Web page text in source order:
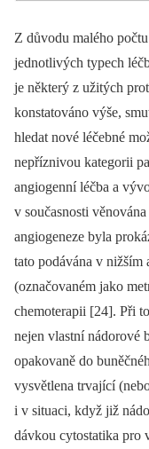
Z důvodu malého
jednotlivých typech
je některý z užitých
konstatováno výše,
hledat nové léčebné
nepříznivou kategorii
angiogenní léčba a
v současnosti
angiogeneze byla
tato podávána v
(označovaném jako
chemoterapii [24]. Při
nejen vlastní nádorové
opakovaně do
vysvětlena trvající
i v situaci, když již
dávkou cytostatika pro